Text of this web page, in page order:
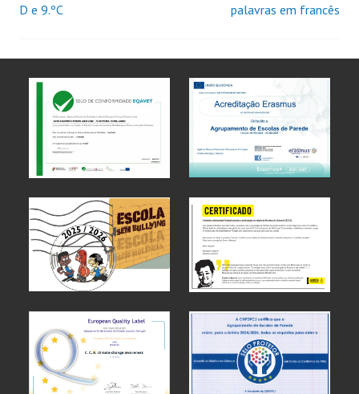
D e 9.ºC
palavras em francês